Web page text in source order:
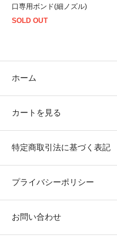
口専用ボンド(細ノズル)
SOLD OUT
ホーム
カートを見る
特定商取引法に基づく表記
プライバシーポリシー
お問い合わせ